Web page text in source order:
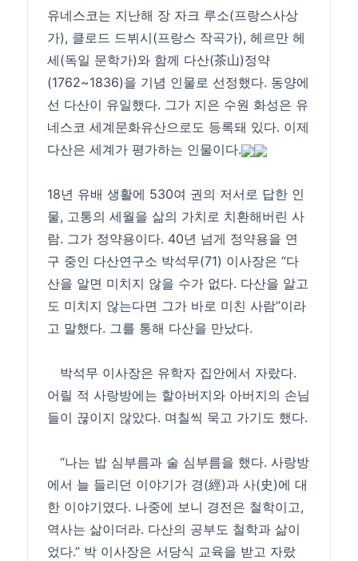
유네스코는 지난해 장 자크 루소(프랑스사상
가), 클로드 드뷔시(프랑스 작곡가), 헤르만 헤
세(독일 문학가)와 함께 다산(茶山)정약
(1762~1836)을 기념 인물로 선정했다. 동양에
선 다산이 유일했다. 그가 지은 수원 화성은 유
네스코 세계문화유산으로도 등록돼 있다. 이제
다산은 세계가 평가하는 인물이다.
18년 유배 생활에 530여 권의 저서로 답한 인
물, 고통의 세월을 삶의 가치로 치환해버린 사
람. 그가 정약용이다. 40년 넘게 정약용을 연
구 중인 다산연구소 박석무(71) 이사장은 “다
산을 알면 미치지 않을 수가 없다. 다산을 알고
도 미치지 않는다면 그가 바로 미친 사람”이라
고 말했다. 그를 통해 다산을 만났다.
박석무 이사장은 유학자 집안에서 자랐다.
어릴 적 사랑방에는 할아버지와 아버지의 손님
들이 끊이지 않았다. 며칠씩 묵고 가기도 했다.
“나는 밥 심부름과 술 심부름을 했다. 사랑방
에서 늘 들리던 이야기가 경(經)과 사(史)에 대
한 이야기였다. 나중에 보니 경전은 철학이고,
역사는 삶이더라. 다산의 공부도 철학과 삶이
었다.” 박 이사장은 서당식 교육을 받고 자랐